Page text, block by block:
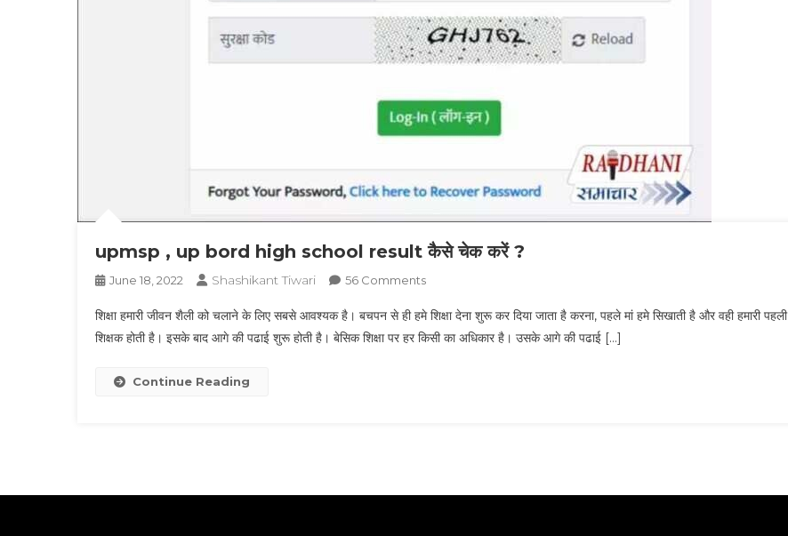
upmsp , up bord high school result कैसे चेक करें ?
June 18, 2022 Shashikant Tiwari 56 CommentsOn
,
Up
शिक्षा हमारी जीवन शैली को चलाने के लिए सबसे आवश्यक है। बचपन से ही हमे शिक्षा देना शुरू कर दिया जाता है करना, पहले मां हमे सिखाती है और वही हमारी पहली
शिक्षक होती है। इसके बाद आगे की पढाई शुरू होती है। बेसिक शिक्षा पर हर किसी का अधिकार है। उसके आगे की पढाई […]
Continue Reading